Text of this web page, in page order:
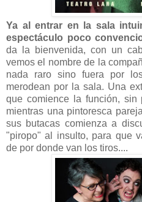
Ya al entrar en la sala
espectáculo poco
da la bienvenida, con un
vemos el nombre de la
nada raro sino fuera por
merodean por la sala. Una
que comience la función, sin
mientras una pintoresca
sus butacas comienza a
"piropo" al insulto, para que
de por donde van los tiros....